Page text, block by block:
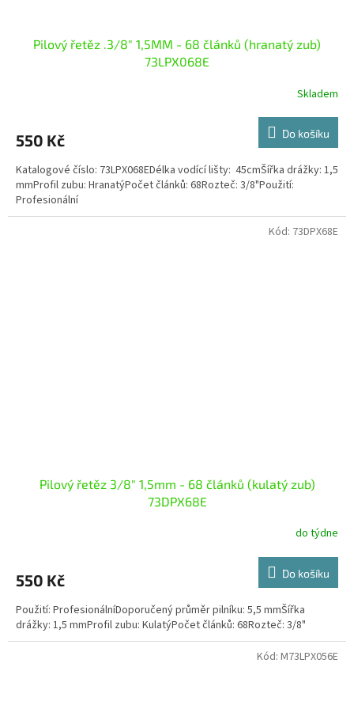
Pilový řetěz .3/8" 1,5MM - 68 článků (hranatý zub)
73LPX068E
Skladem
550 Kč Do košíku
Katalogové číslo: 73LPX068EDélka vodící lišty: 45cmŠířka drážky: 1,5
mmProfil zubu: HranatýPočet článků: 68Rozteč: 3/8"Použití:
Profesionální
Pilový řetěz 3/8" 1,5mm - 68 článků (kulatý zub)
73DPX68E
do týdne
550 Kč Do košíku
Použití: ProfesionálníDoporučený průměr pilníku: 5,5 mmŠířka
drážky: 1,5 mmProfil zubu: KulatýPočet článků: 68Rozteč: 3/8"
Kód: 73DPX68E
Kód: M73LPX056E